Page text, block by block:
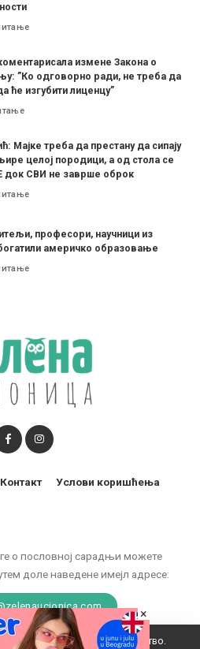
измене Закона о
”Ко одговорно ради, не треба да
ће изгубити лиценцу”
Мајке треба да престану да сипају
целој породици, а од стола се
док СВИ не заврше оброк
професори, научници из
америчко образовање
о пословној сарадњи можете
доле наведене имејл адресе:
Контакт Услови коришћења
да побољша ваше искуство.
×